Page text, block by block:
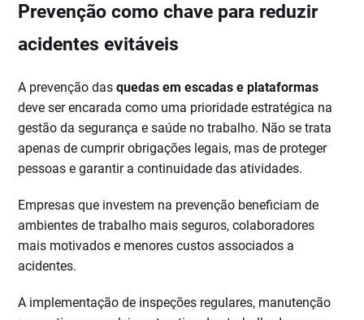
Prevenção como chave para reduzir
acidentes evitáveis
A prevenção dasquedas em escadas e plataformas
deve ser encarada como uma prioridade estratégica na
gestão da segurança e saúde no trabalho. Não se trata
apenas de cumprir obrigações legais, mas de proteger
pessoas e garantir a continuidade das atividades.
Empresas que investem na prevenção beneficiam de
ambientes de trabalho mais seguros, colaboradores
mais motivados e menores custos associados a
acidentes.
A implementação de inspeções regulares, manutenção